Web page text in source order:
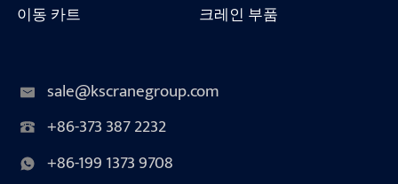
이동 카트
크레인 부품
sale@kscranegroup.com
+86-373 387 2232
+86-199 1373 9708